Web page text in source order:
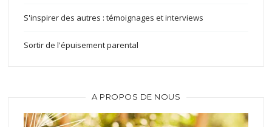
S'inspirer des autres : témoignages et interviews
Sortir de l'épuisement parental
A PROPOS DE NOUS